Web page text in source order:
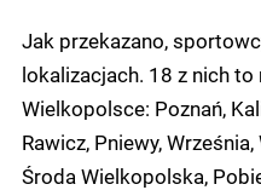
Jak przekazano,
lokalizacjach. 18 z nich
Wielkopolsce: Poznań,
Rawicz, Pniewy,
Środa Wielkopolska,